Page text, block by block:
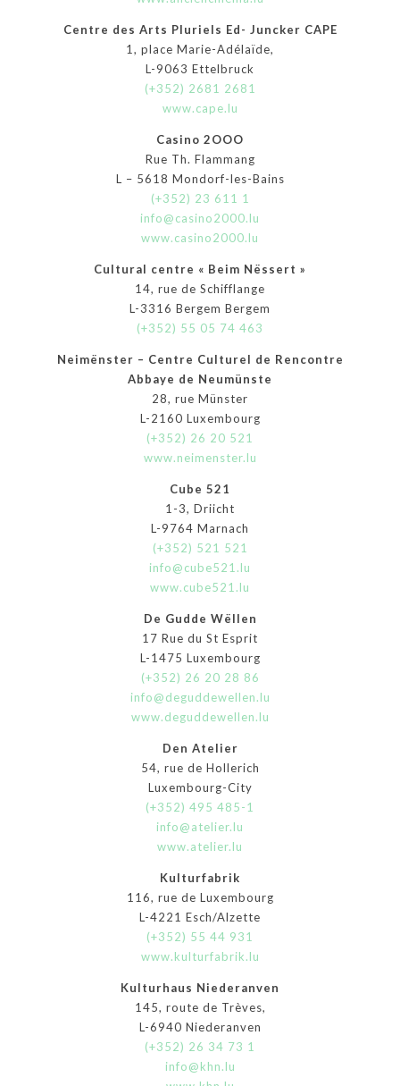
Centre des Arts Pluriels Ed- Juncker CAPE
1, place Marie-Adélaïde,
L-9063 Ettelbruck
(+352) 2681 2681
www.cape.lu
Casino 2OOO
Rue Th. Flammang
L – 5618 Mondorf-les-Bains
(+352) 23 611 1
info@casino2000.lu
www.casino2000.lu
Cultural centre « Beim Nëssert »
14, rue de Schifflange
L-3316 Bergem Bergem
(+352) 55 05 74 463
Neimënster – Centre Culturel de Rencontre
Abbaye de Neumünste
28, rue Münster
L-2160 Luxembourg
(+352) 26 20 521
www.neimenster.lu
Cube 521
1-3, Driicht
L-9764 Marnach
(+352) 521 521
info@cube521.lu
www.cube521.lu
De Gudde Wëllen
17 Rue du St Esprit
L-1475 Luxembourg
(+352) 26 20 28 86
info@deguddewellen.lu
www.deguddewellen.lu
Den Atelier
54, rue de Hollerich
Luxembourg-City
(+352) 495 485-1
info@atelier.lu
www.atelier.lu
Kulturfabrik
116, rue de Luxembourg
L-4221 Esch/Alzette
(+352) 55 44 931
www.kulturfabrik.lu
Kulturhaus Niederanven
145, route de Trèves,
L-6940 Niederanven
(+352) 26 34 73 1
info@khn.lu